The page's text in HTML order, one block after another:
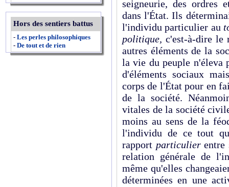
Hors des sentiers battus
- Les perles philosophiques
- De tout et de rien
seigneurie, des ordres
dans l'État. Ils
l'individu particulier au
politique,c'est-à-dire le
autres éléments de la
la vie du peuple n'éleva
d'éléments sociaux
corps de l'État pour en
de la société.
vitales de la société
moins au sens de la
l'individu de ce tout
rapport particulierentre
relation générale de
même qu'elles
déterminées en une